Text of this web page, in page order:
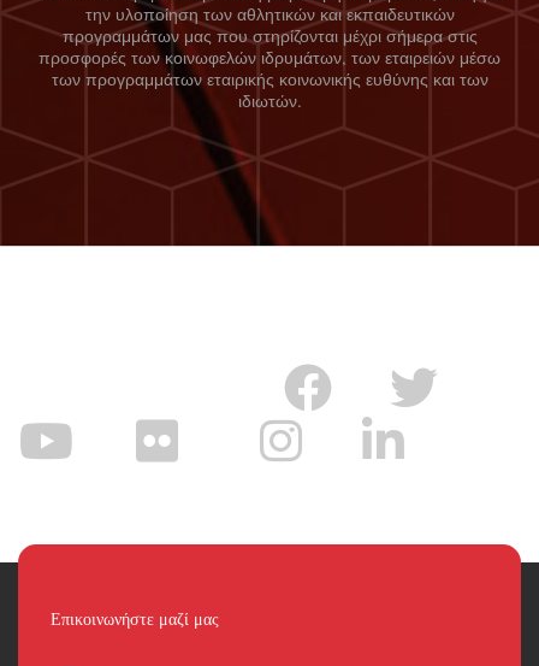
την υλοποίηση των αθλητικών και εκπαιδευτικών
προγραμμάτων μας που στηρίζονται μέχρι σήμερα στις
προσφορές των κοινωφελών ιδρυμάτων, των εταιρειών μέσω
των προγραμμάτων εταιρικής κοινωνικής ευθύνης και των
ιδιωτών.
Επικοινωνήστε μαζί μας